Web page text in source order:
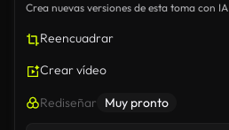
Crea nuevas versiones de esta toma con IA
Reencuadrar
Crear vídeo
Rediseñar Muy pronto